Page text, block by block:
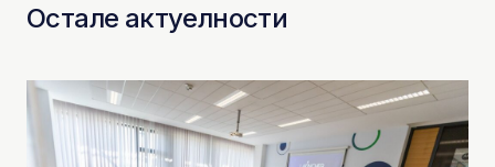
Остале актуелности